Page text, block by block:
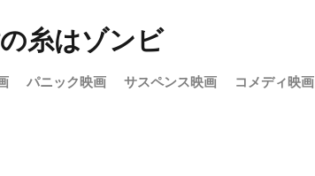
糸はゾンビ
パニック映画 サスペンス映画 コメディ映画